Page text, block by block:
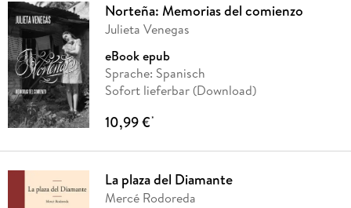
Norteña: Memorias del comienzo
Julieta Venegas
eBook epub
Sprache: Spanisch
Sofort lieferbar (Download)
10,99 €*
La plaza del Diamante
Mercé Rodoreda